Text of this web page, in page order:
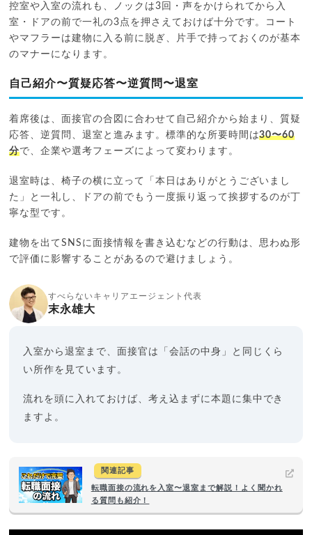
控室や入室の流れも、ノックは3回・声をかけられてから入
室・ドアの前で一礼の3点を押さえておけば十分です。コート
やマフラーは建物に入る前に脱ぎ、片手で持っておくのが基本
のマナーになります。
自己紹介〜質疑応答〜逆質問〜退室
着席後は、面接官の合図に合わせて自己紹介から始まり、質疑
応答、逆質問、退室と進みます。標準的な所要時間は30〜60
分で、企業や選考フェーズによって変わります。
退室時は、椅子の横に立って「本日はありがとうございまし
た」と一礼し、ドアの前でもう一度振り返って挨拶するのが丁
寧な型です。
建物を出てSNSに面接情報を書き込むなどの行動は、思わぬ形
で評価に影響することがあるので避けましょう。
すべらないキャリアエージェント代表
末永雄大
入室から退室まで、面接官は「会話の中身」と同じくら
い所作を見ています。
流れを頭に入れておけば、考え込まずに本題に集中でき
ますよ。
関連記事
転職面接の流れを入室〜退室まで解説！よく聞かれ
る質問も紹介！